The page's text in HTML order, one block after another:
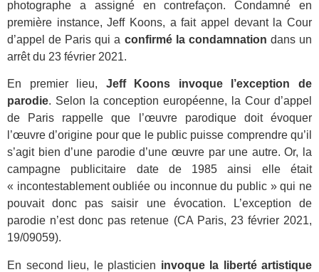
photographe a assigné en contrefaçon. Condamné en
première instance, Jeff Koons, a fait appel devant la Cour
d’appel de Paris qui a confirmé la condamnation dans un
arrêt du 23 février 2021.
En premier lieu, Jeff Koons invoque l’exception de
parodie. Selon la conception européenne, la Cour d’appel
de Paris rappelle que l’œuvre parodique doit évoquer
l’œuvre d’origine pour que le public puisse comprendre qu’il
s’agit bien d’une parodie d’une œuvre par une autre. Or, la
campagne publicitaire date de 1985 ainsi elle était
« incontestablement oubliée ou inconnue du public » qui ne
pouvait donc pas saisir une évocation. L’exception de
parodie n’est donc pas retenue (CA Paris, 23 février 2021,
19/09059).
En second lieu, le plasticien invoque la liberté artistique